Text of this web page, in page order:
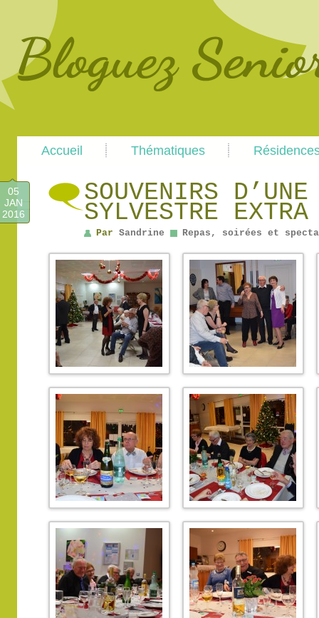
menuAccueil Thématiques
SOUVENIRS
SYLVESTRE
05
JAN
2016
Par Sandrine Repas, soirées et